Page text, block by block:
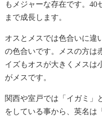
もメジャーな存在です。40
まで成長します。
オスとメスでは色合いに違
の色合いです。メスの方は
イズもオスが大きくメスは
がメスです。
関西や室戸では「イガミ」
をしている事から、英名は